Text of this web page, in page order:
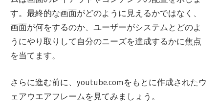
す。最終的な画面がどのように見えるかではなく、
画面が何をするのか、ユーザーがシステムとどのよ
うにやり取りして自分のニーズを達成するかに焦点
を当てます。
さらに進む前に、youtube.comをもとに作成されたウ
ェアウエアフレームを見てみましょう。